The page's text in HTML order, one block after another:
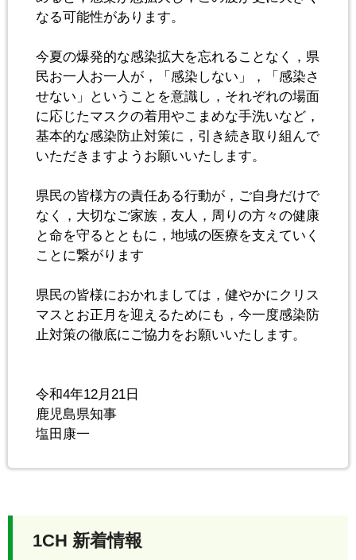
なる可能性があります。
今夏の爆発的な感染拡大を忘れることなく，県
民お一人お一人が，「感染しない」，「感染さ
せない」ということを意識し，それぞれの場面
に応じたマスクの着用やこまめな手洗いなど，
基本的な感染防止対策に，引き続き取り組んで
いただきますようお願いいたします。
県民の皆様方の責任ある行動が，ご自身だけで
なく，大切なご家族，友人，周りの方々の健康
と命を守るとともに，地域の医療を支えていく
ことに繋がります
県民の皆様におかれましては，健やかにクリス
マスとお正月を迎えるためにも，今一度感染防
止対策の徹底にご協力をお願いいたします。
令和4年12月21日
鹿児島県知事
塩田康一
1CH 新着情報